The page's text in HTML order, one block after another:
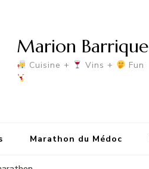
Marion Barrique
Cuisine + Vins + Fun
Marathon du Médoc